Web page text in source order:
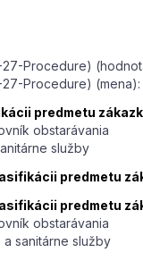
Procedure)
Procedure) (mena):
predmetu
obstarávania
služby
predmetu
predmetu
obstarávania
sanitárne služby